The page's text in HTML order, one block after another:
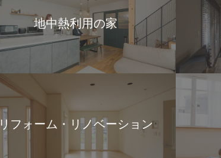
地中熱利用の家
リフォーム・リノベーション